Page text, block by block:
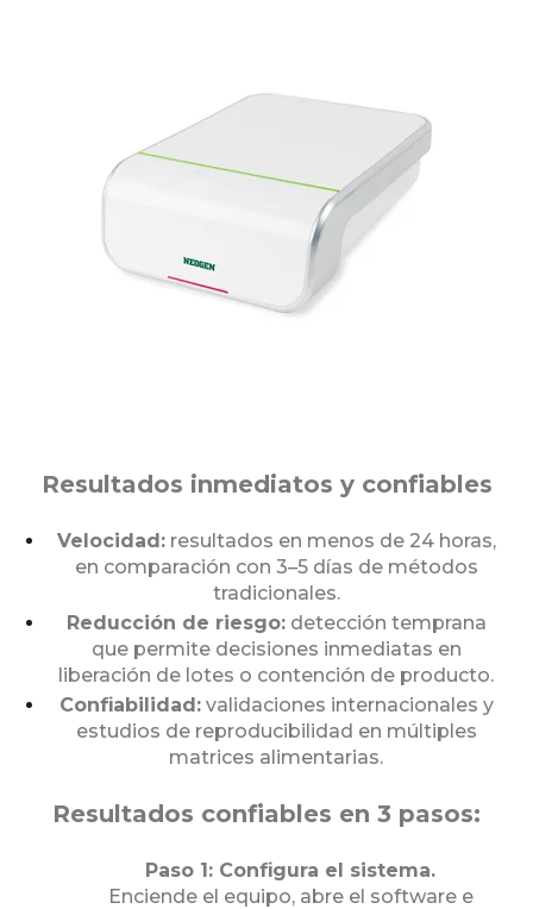
Resultados inmediatos y confiables
Velocidad:resultados en menos de 24 horas,
en comparación con 3–5 días de métodos
tradicionales.
Reducción de riesgo:detección temprana
que permite decisiones inmediatas en
liberación de lotes o contención de producto.
Confiabilidad:validaciones internacionales y
estudios de reproducibilidad en múltiples
matrices alimentarias.
Resultados confiables en 3 pasos:
Paso 1: Configura el sistema.
Enciende el equipo, abre el software e